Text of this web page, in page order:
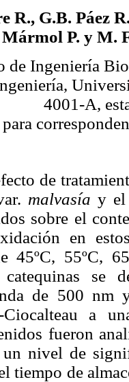
R., G.B. Páez
P. y M.
de Ingeniería
4001-A,
de
malvasía y el
sobre el
en
45ºC, 55ºC,
se
de 500 nm
Ciocalteau a
fueron
un nivel de
tiempo de